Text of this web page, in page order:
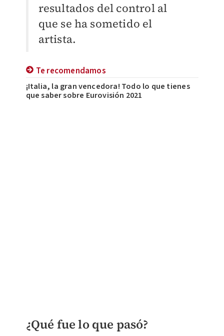
resultados del control al
que se ha sometido el
artista.
Te recomendamos
¡Italia, la gran vencedora! Todo lo que tienes
que saber sobre Eurovisión 2021
¿Qué fue lo que pasó?